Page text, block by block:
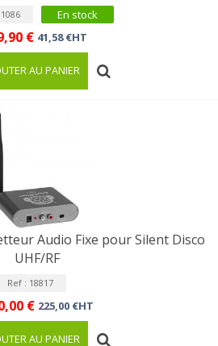
En stock
€ 41,58 €HT
AU PANIER
Audio Fixe pour Silent Disco
UHF/RF
Ref : 18817
€ 225,00 €HT
AU PANIER